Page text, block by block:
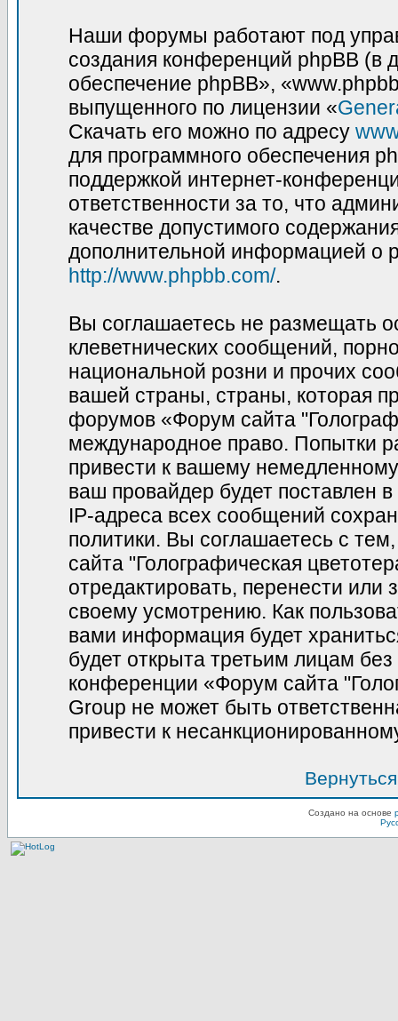
Наши форумы работают под
создания конференций phpBB
обеспечение phpBB»,
выпущенного по лицензии «
Скачать его можно по адресу
для программного обеспечения
поддержкой интернет-
ответственности за то, что
качестве допустимого
дополнительной информацией о
http://www.phpbb.com/.
Вы соглашаетесь не размещать
клеветнических сообщений,
национальной розни и прочих
вашей страны, страны, которая
форумов «Форум сайта
международное право. Попытки
привести к вашему
ваш провайдер будет поставлен
IP-адреса всех сообщений
политики. Вы соглашаетесь с
сайта "Голографическая
отредактировать, перенести
своему усмотрению. Как
вами информация будет
будет открыта третьим лицам
конференции «Форум сайта
Group не может быть
привести к
Создано на основе